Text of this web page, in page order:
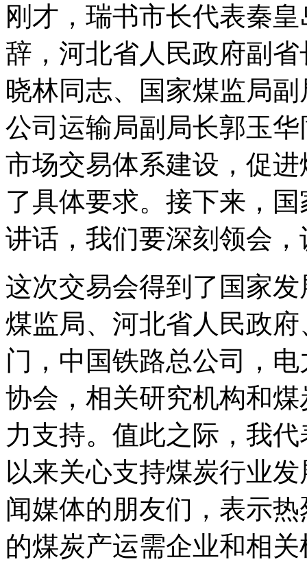
刚才，瑞书市长代表秦
辞，河北省人民政府副
晓林同志、国家煤监局
公司运输局副局长郭玉
市场交易体系建设，促
了具体要求。接下来，
讲话，我们要深刻领会
这次交易会得到了国家
煤监局、河北省人民政
门，中国铁路总公司，
协会，相关研究机构和
力支持。值此之际，我
以来关心支持煤炭行业
闻媒体的朋友们，表示
的煤炭产运需企业和相